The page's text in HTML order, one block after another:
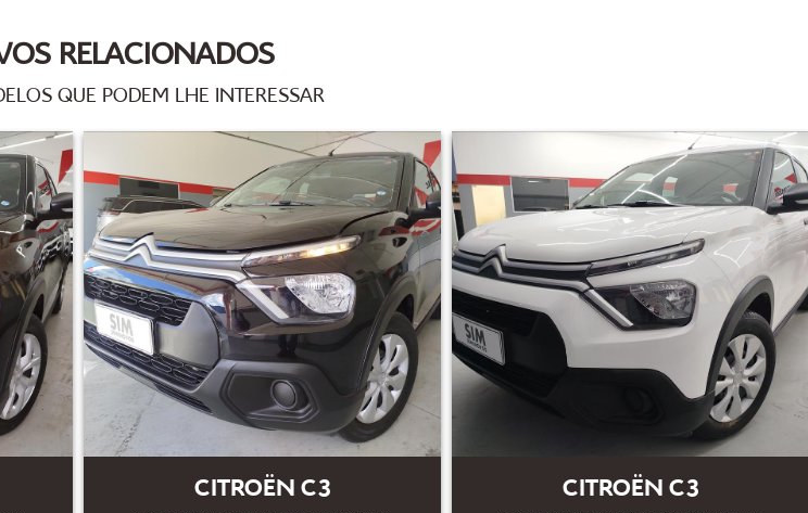
RELACIONADOS
QUE PODEM LHE INTERESSAR
CITROËN C3 CITROËN C3